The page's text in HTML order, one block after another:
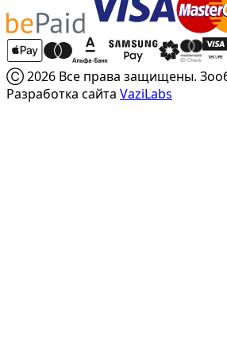
локального ухода по показаниям;
препараты для ЖКТ собак, кошек—
поддержка пищеварения;
препараты для костей и суставов
поддержки опорно-двигательной
средства от боли и воспалений
Ⓒ 2026 Все права защищены.
Разработка сайта VaziLabs